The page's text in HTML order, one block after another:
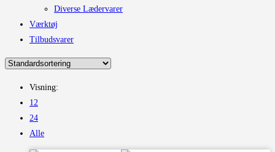
Diverse Lædervarer
Værktøj
Tilbudsvarer
Visning:
12
24
Alle